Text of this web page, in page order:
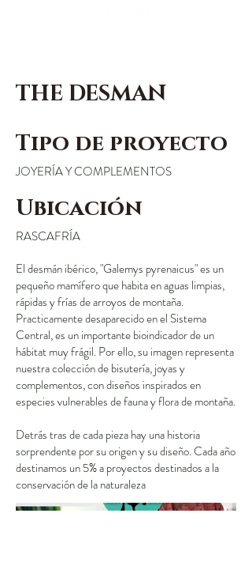
THE DESMAN
Tipo de proyecto
JOYERÍA Y COMPLEMENTOS
Ubicación
RASCAFRÍA
El desmán ibérico, "Galemys pyrenaicus" es un
pequeño mamífero que habita en aguas limpias,
rápidas y frías de arroyos de montaña.
Practicamente desaparecido en el Sistema
Central, es un importante bioindicador de un
hábitat muy frágil. Por ello, su imagen representa
nuestra colección de bisutería, joyas y
complementos, con diseños inspirados en
especies vulnerables de fauna y flora de montaña.
Detrás tras de cada pieza hay una historia
sorprendente por su origen y su diseño. Cada año
destinamos un 5% a proyectos destinados a la
conservación de la naturaleza